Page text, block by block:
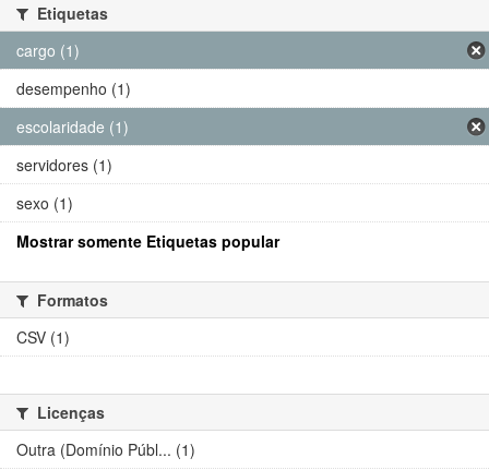
Etiquetas
cargo (1)
desempenho (1)
escolaridade (1)
servidores (1)
sexo (1)
Mostrar somente Etiquetas popular
Formatos
CSV (1)
Licenças
Outra (Domínio Públ... (1)